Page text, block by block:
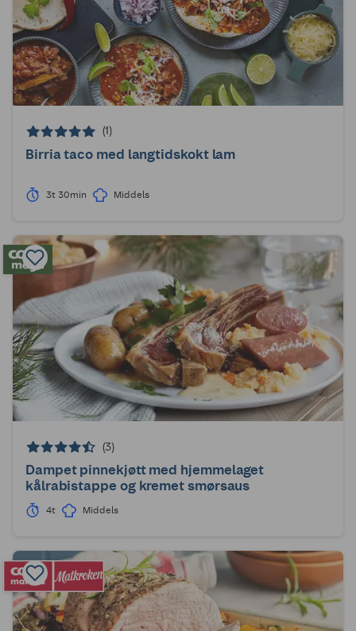
(1)
Birria taco med langtidskokt lam
3t 30min Middels
(3)
Dampet pinnekjøtt med hjemmelaget
kålrabistappe og kremet smørsaus
4t Middels